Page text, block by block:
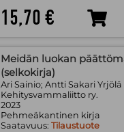
15,70 €
Meidän luokan
(selkokirja)
Ari Sainio; Antti Sakari Yrjölä
Kehitysvammaliitto ry.
2023
Pehmeäkantinen kirja
Saatavuus: Tilaustuote